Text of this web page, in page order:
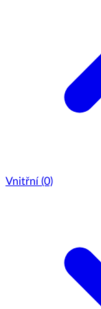
Vnitřní (0)